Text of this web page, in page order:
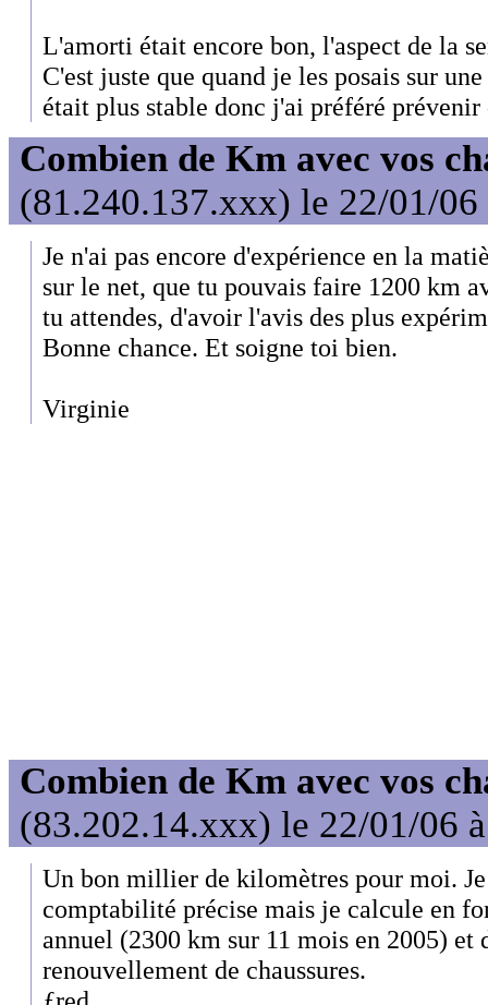
L'amorti était encore bon, l'aspect de la
C'est juste que quand je les posais sur
était plus stable donc j'ai préféré prévenir
Combien de Km avec vos
(81.240.137.xxx) le 22/01/06
Je n'ai pas encore d'expérience en la
sur le net, que tu pouvais faire 1200 km
tu attendes, d'avoir l'avis des plus
Bonne chance. Et soigne toi bien.
Virginie
Combien de Km avec vos
(83.202.14.xxx) le 22/01/06
Un bon millier de kilomètres pour moi. Je
comptabilité précise mais je calcule en
annuel (2300 km sur 11 mois en 2005) et
renouvellement de chaussures.